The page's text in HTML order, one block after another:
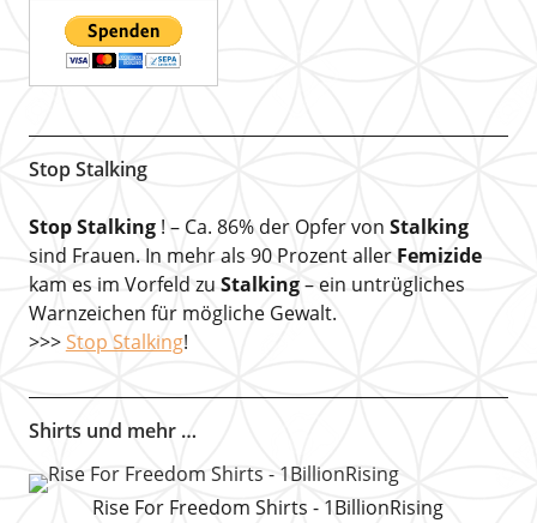
Stop Stalking
Stop Stalking! – Ca. 86% der Opfer von Stalking
sind Frauen. In mehr als 90 Prozent aller Femizide
kam es im Vorfeld zu Stalking– ein untrügliches
Warnzeichen für mögliche Gewalt.
>>> Stop Stalking!
Shirts und mehr …
Rise For Freedom Shirts - 1BillionRising